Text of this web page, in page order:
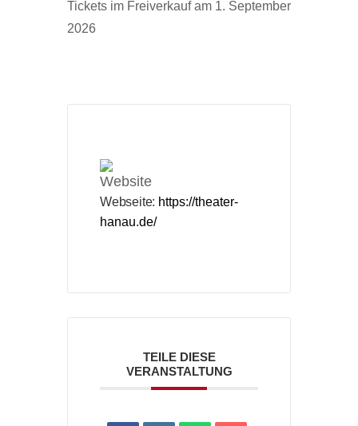
Tickets im Freiverkauf am 1. September
2026
Webseite: https://theater-
hanau.de/
TEILE DIESE
VERANSTALTUNG